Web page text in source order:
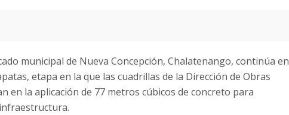
municipal de Nueva Concepción, Chalatenango, continúa en
etapa en la que las cuadrillas de la Dirección de Obras
en la aplicación de 77 metros cúbicos de concreto para